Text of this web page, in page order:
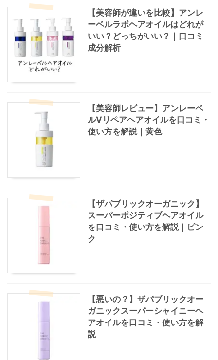
【美容師が違いを比較】アンレ
ーベルラボヘアオイルはどれが
いい？どっちがいい？｜口コミ
成分解析
【美容師レビュー】アンレーベ
ルVリペアヘアオイルを口コミ・
使い方を解説｜黄色
【ザパブリックオーガニック】
スーパーポジティブヘアオイル
を口コミ・使い方を解説｜ピン
ク
【悪いの？】ザパブリックオー
ガニックスーパーシャイニーヘ
アオイルを口コミ・使い方を解
説